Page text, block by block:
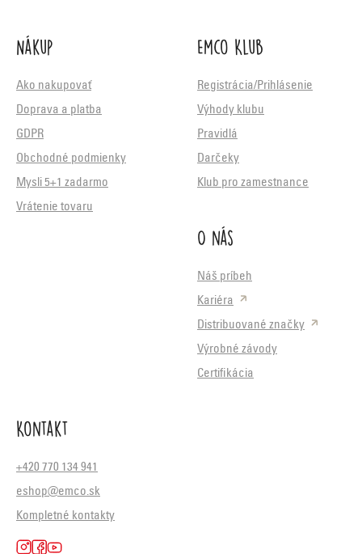
Nákup
Ako nakupovať
Doprava a platba
GDPR
Obchodné podmienky
Mysli 5+1 zadarmo
Vrátenie tovaru
Emco Klub
Registrácia/Prihlásenie
Výhody klubu
Pravidlá
Darčeky
Klub pro zamestnance
O nás
Náš príbeh
Kariéra
Distribuované značky
Výrobné závody
Certifikácia
Kontakt
+420 770 134 941
eshop@emco.sk
Kompletné kontakty